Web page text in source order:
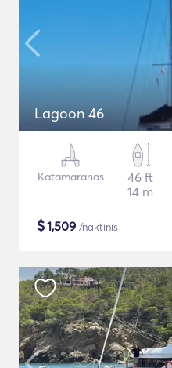
Lagoon 46
Katamaranas
46 ft
14 m
$1,509 /naktinis